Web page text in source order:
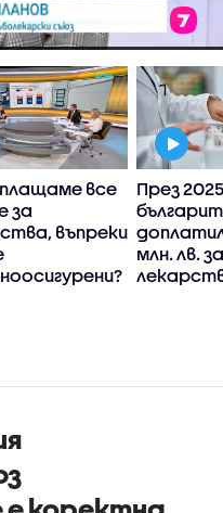
все
за
въпреки
През
млн. лв. за